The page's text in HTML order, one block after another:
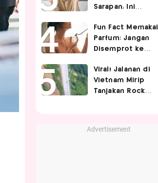
Sarapan, Ini
Ahli Gizi!
Fun Fact Memakai
Parfum: Jangan
Disemprot ke
Golden Time
Memakainya!
Viral! Jalanan di
Vietnam Mirip
Tanjakan Rock
Advertisement